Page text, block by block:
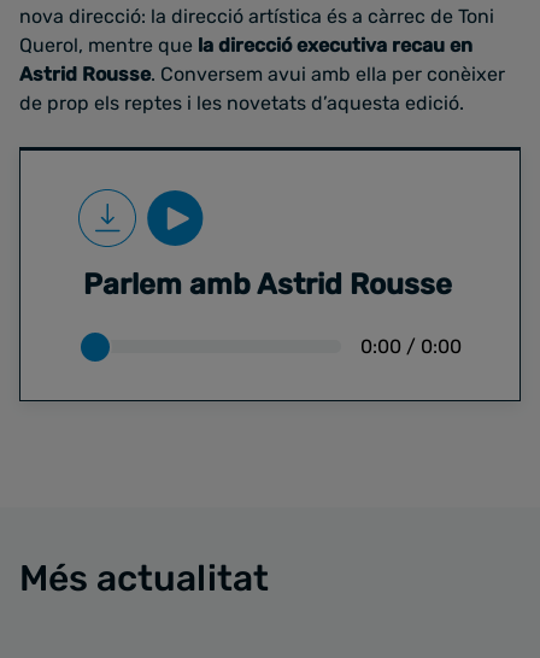
nova direcció: la direcció artística és a càrrec de Toni
Querol, mentre que la direcció executiva recau en
Astrid Rousse. Conversem avui amb ella per conèixer
de prop els reptes i les novetats d’aquesta edició.
Parlem amb Astrid Rousse
0:00 / 0:00
Més actualitat